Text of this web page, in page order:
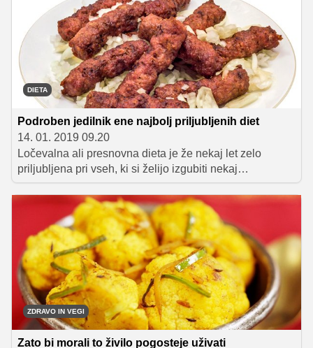
zaradi tega spada med predelana oziroma rafinirana
žita, vendar je od vseh predelanih žit najbolj zdrav.
Pozitivna stran pa je tudi ta, da se v primerjavi z
ječmenom veliko hitreje skuha.
DIETA
Podroben jedilnik ene najbolj priljubljenih diet
14. 01. 2019 09.20
Ločevalna ali presnovna dieta je že nekaj let zelo
priljubljena pri vseh, ki si želijo izgubiti nekaj
kilogramov. Traja tri mesece, njena značilnost pa je
ločevanje oz. kombiniranje živil po skupinah. Tako kot
vsaka dieta je tudi ločevalna dieta uspešna le, če nam v
času, ko se dietno prehranjujemo, uspe spremeniti tudi
miselnost in se držimo zastavljenega načina
prehranjevanja tudi po končanem 90-dnevnem obdobju.
ZDRAVO IN VEGI
Zato bi morali to živilo pogosteje uživati